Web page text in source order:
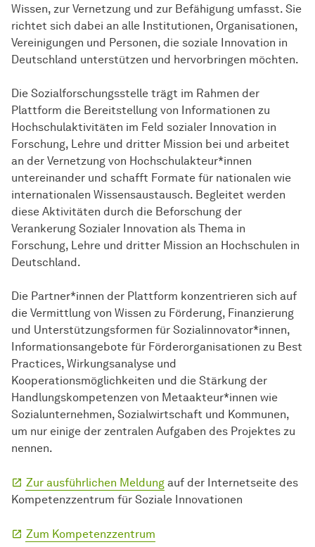
Wissen, zur Vernetzung und zur Befähigung umfasst. Sie
richtet sich dabei an alle Institutionen, Organisationen,
Vereinigungen und Personen, die soziale Innovation in
Deutschland unterstützen und hervorbringen möchten.
Die Sozialforschungsstelle trägt im Rahmen der
Plattform die Bereitstellung von Informationen zu
Hochschulaktivitäten im Feld sozialer Innovation in
Forschung, Lehre und dritter Mission bei und arbeitet
an der Vernetzung von Hochschulakteur*innen
untereinander und schafft Formate für nationalen wie
internationalen Wissensaustausch. Begleitet werden
diese Aktivitäten durch die Beforschung der
Verankerung Sozialer Innovation als Thema in
Forschung, Lehre und dritter Mission an Hochschulen in
Deutschland.
Die Partner*innen der Plattform konzentrieren sich auf
die Vermittlung von Wissen zu Förderung, Finanzierung
und Unterstützungsformen für Sozialinnovator*innen,
Informationsangebote für Förderorganisationen zu Best
Practices, Wirkungsanalyse und
Kooperationsmöglichkeiten und die Stärkung der
Handlungskompetenzen von Metaakteur*innen wie
Sozialunternehmen, Sozialwirtschaft und Kommunen,
um nur einige der zentralen Aufgaben des Projektes zu
nennen.
Zur ausführlichen Meldung auf der Internetseite des
Kompetenzzentrum für Soziale Innovationen
Zum Kompetenzzentrum